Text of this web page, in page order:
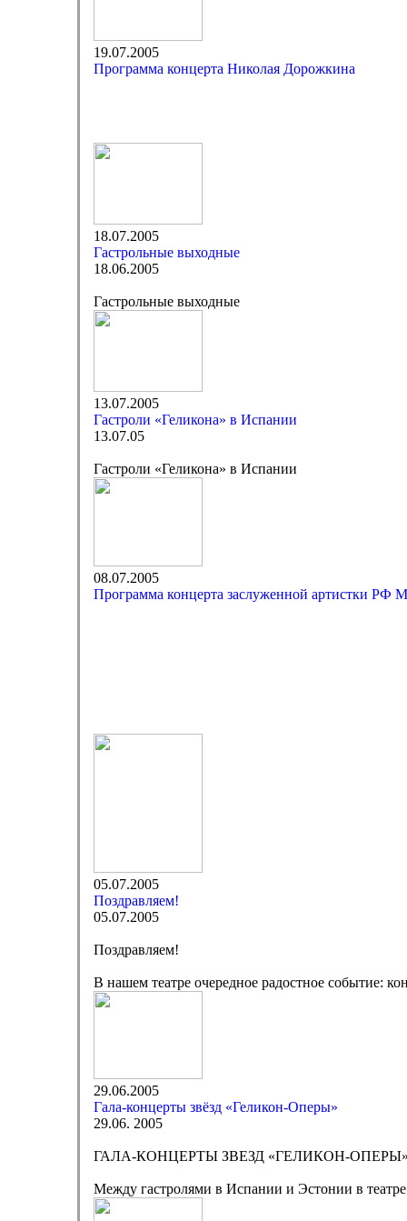
19.07.2005
Программа концерта Николая Дорожкина
18.07.2005
Гастрольные выходные
18.06.2005
Гастрольные выходные
13.07.2005
Гастроли «Геликона» в Испании
13.07.05
Гастроли «Геликона» в Испании
08.07.2005
Программа концерта заслуженной артистки РФ
05.07.2005
Поздравляем!
05.07.2005
Поздравляем!
В нашем театре очередное радостное событие:
29.06.2005
Гала-концерты звёзд «Геликон-Оперы»
29.06. 2005
ГАЛА-КОНЦЕРТЫ ЗВЕЗД «ГЕЛИКОН-
Между гастролями в Испании и Эстонии в